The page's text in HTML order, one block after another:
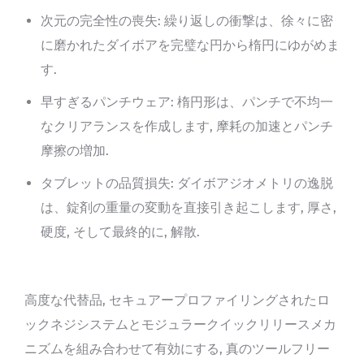
次元の完全性の喪失: 繰り返しの衝撃は、徐々に密
に磨かれたダイボアを完璧な円から楕円にゆがめま
す.
早すぎるパンチウェア: 楕円形は、パンチで不均一
なクリアランスを作成します, 摩耗の加速とパンチ
摩擦の増加.
タブレットの品質損失: ダイボアジオメトリの逸脱
は、錠剤の重量の変動を直接引き起こします, 厚さ,
硬度, そして最終的に, 解散.
高度な代替品, セキュアープロファイリングされたロ
ックネジシステムとモジュラークイックリリースメカ
ニズムを組み合わせて有効にする, 真のツールフリー